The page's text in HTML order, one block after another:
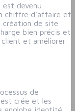
devenu
chiffre d’affaire et
création de site
bien précis et
et améliorer
de
crée et les